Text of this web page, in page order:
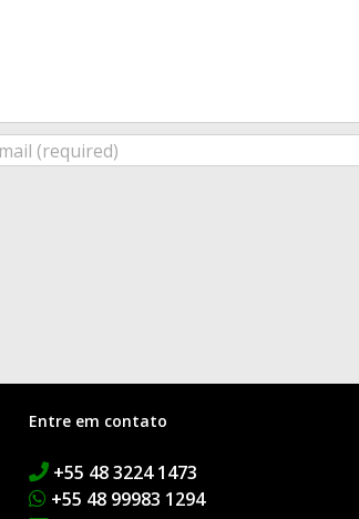
Entre em contato
+55 48 3224 1473
+55 48 99983 1294